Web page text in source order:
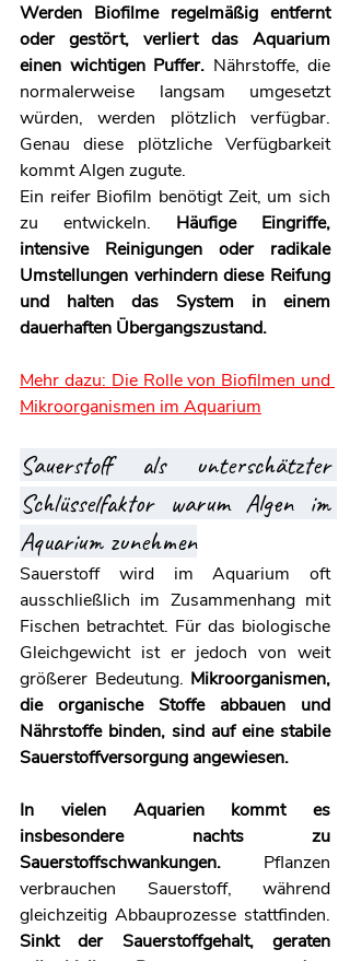
Werden Biofilme regelmäßig entfernt
oder gestört, verliert das Aquarium
einen wichtigen Puffer. Nährstoffe, die
normalerweise langsam umgesetzt
würden, werden plötzlich verfügbar.
Genau diese plötzliche Verfügbarkeit
kommt Algen zugute.
Ein reifer Biofilm benötigt Zeit, um sich
zu entwickeln. Häufige Eingriffe,
intensive Reinigungen oder radikale
Umstellungen verhindern diese Reifung
und halten das System in einem
dauerhaften Übergangszustand.
Mehr dazu: Die Rolle von Biofilmen und
Mikroorganismen im Aquarium
Sauerstoff als unterschätzter
Schlüsselfaktor warum Algen im
Aquarium zunehmen
Sauerstoff wird im Aquarium oft
ausschließlich im Zusammenhang mit
Fischen betrachtet. Für das biologische
Gleichgewicht ist er jedoch von weit
größerer Bedeutung. Mikroorganismen,
die organische Stoffe abbauen und
Nährstoffe binden, sind auf eine stabile
Sauerstoffversorgung angewiesen.
In vielen Aquarien kommt es
insbesondere nachts zu
Sauerstoffschwankungen. Pflanzen
verbrauchen Sauerstoff, während
Sinkt der Sauerstoffgehalt, geraten